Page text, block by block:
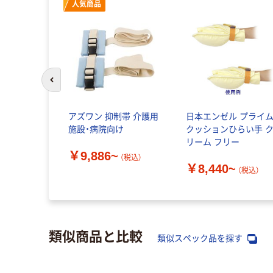
人気商品
アズワン 抑制帯 介護用
施設・病院向け
￥9,886~ （税込）
日本エンゼル プライ
クッションひらい手
リーム フリー
￥8,440~ （税込）
前のスライドへ
類似商品と比較 類似スペック品を探す